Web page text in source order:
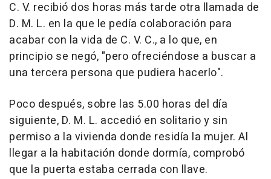
C. V. recibió dos horas más tarde otra llamada de
D. M. L. en la que le pedía colaboración para
acabar con la vida de C. V. C., a lo que, en
principio se negó, "pero ofreciéndose a buscar a
una tercera persona que pudiera hacerlo".
Poco después, sobre las 5.00 horas del día
siguiente, D. M. L. accedió en solitario y sin
permiso a la vivienda donde residía la mujer. Al
llegar a la habitación donde dormía, comprobó
que la puerta estaba cerrada con llave.